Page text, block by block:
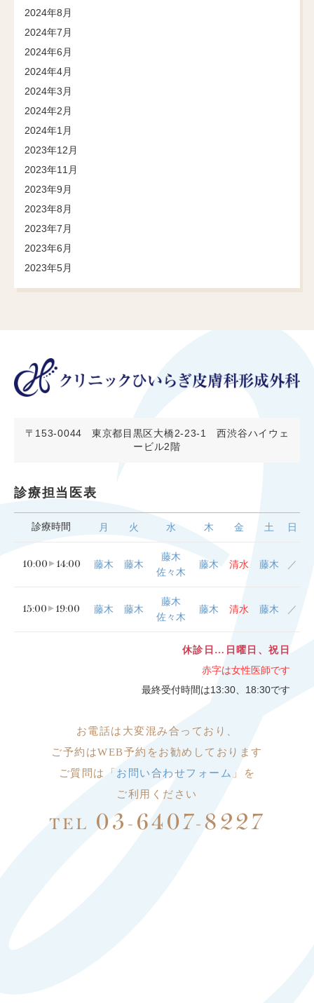
2024年8月
2024年7月
2024年6月
2024年4月
2024年3月
2024年2月
2024年1月
2023年12月
2023年11月
2023年9月
2023年8月
2023年7月
2023年6月
2023年5月
〒153-0044
東京都目黒区大橋2-23-1 西渋谷ハイウェ
ービル2階
診療担当医表
診療時間 月 火 水 木 金 土 日
10:00 14:00 藤木 藤木
藤木
佐々木
藤木 清水 藤木 ／
15:00 19:00 藤木 藤木
藤木
佐々木
藤木 清水 藤木 ／
休診日…日曜日、祝日
赤字は女性医師です
最終受付時間は13:30、18:30です
お電話は大変混み合っており、
ご予約はWEB予約をお勧めしております
ご質問は「お問い合わせフォーム 」を
ご利用ください
TEL 03-6407-8227